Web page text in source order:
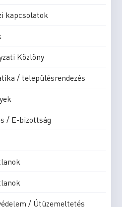
kapcsolatok
Közlöny
/ településrendezés
/ E-bizottság
/ Útüzemeltetés